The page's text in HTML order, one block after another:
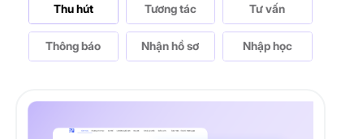
Thu hút Tương tác Tư vấn
Thông báo Nhận hồ sơ Nhập học